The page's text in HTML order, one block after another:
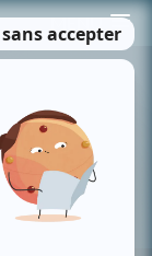
MENU
Recherche avancée »